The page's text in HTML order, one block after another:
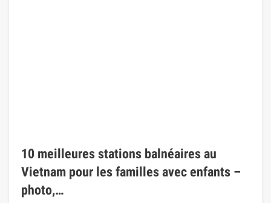
10 meilleures stations balnéaires au
Vietnam pour les familles avec enfants –
photo,…